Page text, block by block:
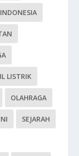
INDONESIA
LISTRIK
OLAHRAGA
SEJARAH